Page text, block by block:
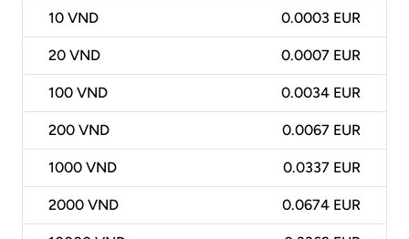
10 VND 0.0003 EUR
20 VND 0.0007 EUR
100 VND 0.0034 EUR
200 VND 0.0067 EUR
1000 VND 0.0337 EUR
2000 VND 0.0674 EUR